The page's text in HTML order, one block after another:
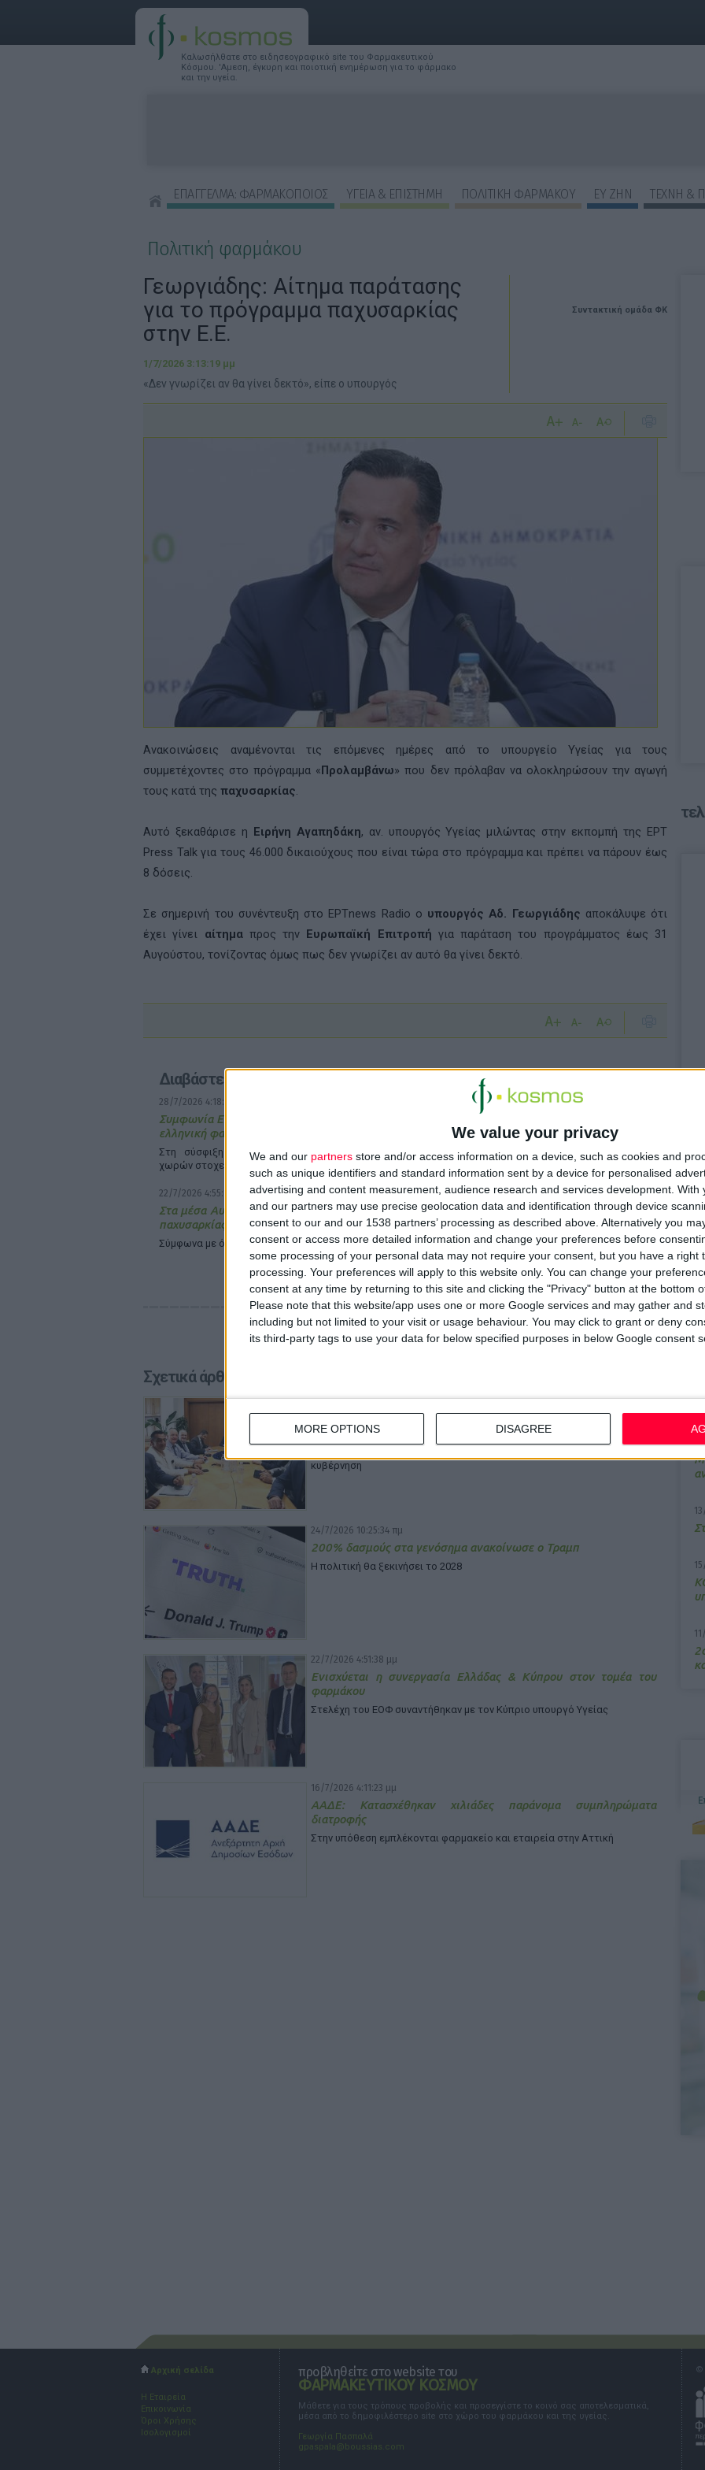
We value your privacy
We and our partners store and/or access information on a device, such as cookies and
such as unique identifiers and standard information sent by a device for personalised
advertising and content measurement, audience research and services development. With
and our partners may use precise geolocation data and identification through device
consent to our and our 1538 partners’ processing as described above. Alternatively you
consent or access more detailed information and change your preferences before
some processing of your personal data may not require your consent, but you have a right
processing. Your preferences will apply to this website only. You can change your
consent at any time by returning to this site and clicking the "Privacy" button at the bottom
Please note that this website/app uses one or more Google services and may gather and
including but not limited to your visit or usage behaviour. You may click to grant or deny
its third-party tags to use your data for below specified purposes in below Google consent
MORE OPTIONS DISAGREE
Καλωσήλθατε στο ειδησεογραφικό site του Φαρμακευτικού
Κόσμου. 'Αμεση, έγκυρη και ποιοτική ενημέρωση για το φάρμακο
και την υγεία.
ΕΠΑΓΓΕΛΜΑ: ΦΑΡΜΑΚΟΠΟΙΟΣ ΥΓΕΙΑ & ΕΠΙΣΤΗΜΗ ΠΟΛΙΤΙΚΗ ΦΑΡΜΑΚΟΥ ΕΥ ΖΗΝ
ΤΕΧΝΗ &
Πολιτική φαρμάκου
7/
Συντακτική ομάδα ΦΚ
Γεωργιάδης: Αίτημα παράτασης
για το πρόγραμμα παχυσαρκίας
στην Ε.Ε.
1/7/2026 3:13:19 μμ
«Δεν γνωρίζει αν θα γίνει δεκτό», είπε ο υπουργός
Ανακοινώσεις αναμένονται τις επόμενες ημέρες από το υπουργείο Υγείας για τους
συμμετέχοντες στο πρόγραμμα «Προλαμβάνω» που δεν πρόλαβαν να ολοκληρώσουν την αγωγή
τους κατά της παχυσαρκίας.
Αυτό ξεκαθάρισε η Ειρήνη Αγαπηδάκη, αν. υπουργός Υγείας μιλώντας στην εκπομπή της ΕΡΤ
Press Talk για τους 46.000 δικαιούχους που είναι τώρα στο πρόγραμμα και πρέπει να πάρουν έως
8 δόσεις.
Σε σημερινή του συνέντευξη στο ΕΡΤnews Radio ο υπουργός Αδ. Γεωργιάδης αποκάλυψε ότι
έχει γίνει αίτημαπρος την Ευρωπαϊκή Επιτροπή για παράταση του προγράμματος έως 31
Αυγούστου, τονίζοντας όμως πως δεν γνωρίζει αν αυτό θα γίνει δεκτό.
Διαβάστε επίσης
28/7/2026 4:18:23 μμ
Συμφωνία Ελλάδας – Σαουδικής Αραβίας για την
ελληνική φαρμακοβιομηχανία
Στη σύσφιξη των εμπορικών σχέσεων των δύο
χωρών στοχεύει η κυβέρνηση
22/7/2026 4:55:17 μμ
Στα μέσα Αυγούστου η εξόφληση των συνταγών
παχυσαρκίας
Σύμφωνα με όσα είπε ο υπουργός Υγείας στον ΠΦΣ
Σχετικά άρθρα
28/7/2026 4:18:23 μμ
Συμφωνία Ελλάδας – Σαουδικής Αραβίας για την ελληνική
φαρμακοβιομηχανία
κυβέρνηση
24/7/2026 10:25:34 πμ
200% δασμούς στα γενόσημα ανακοίνωσε ο Τραμπ
Η πολιτική θα ξεκινήσει το 2028
22/7/2026 4:51:38 μμ
Ενισχύεται η συνεργασία Ελλάδας & Κύπρου στον τομέα του
φαρμάκου
Στελέχη του ΕΟΦ συναντήθηκαν με τον Κύπριο υπουργό Υγείας
16/7/2026 4:11:23 μμ
ΑΑΔΕ: Κατασχέθηκαν χιλιάδες παράνομα συμπληρώματα
διατροφής
Στην υπόθεση εμπλέκονται φαρμακείο και εταιρεία στην Αττική
Αρχική σελίδα
Η Εταιρεία
Επικοινωνία
Όροι Χρήσης
Ισολογισμοί
προβληθείτε στο website του
ΦΑΡΜΑΚΕΥΤΙΚΟΥ ΚΟΣΜΟΥ
Μάθετε για τους τρόπους προβολής και προσεγγίστε το κοινό σας αποτελεσματικά,
μέσα από το δημοφιλέστερο site στο χώρο του φαρμάκου και της υγείας.
Γεωργία Πασπαλά
gpaspala@boussias.com
©